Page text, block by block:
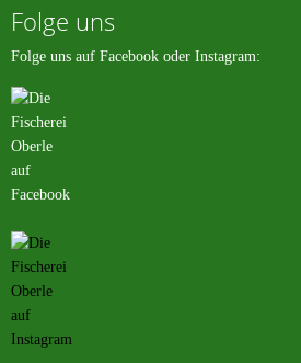
Folge uns
Folge uns auf Facebook oder Instagram: